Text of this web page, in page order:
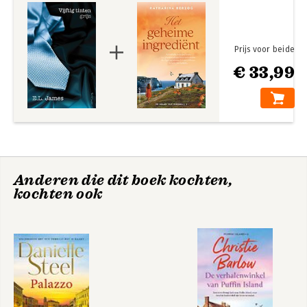
€ 33,99
Prijs voor beide
Anderen die dit boek kochten,
kochten ook